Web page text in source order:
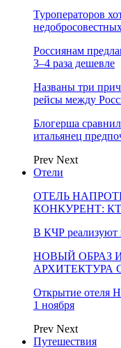
Туроператоров
Россиянам
3–4 раза дешевле
Названы три
рейсы между
Блогерша
итальянец
Prev Next
Отели
ОТЕЛЬ
КОНКУРЕНТ:
В КЧР реализуют
НОВЫЙ ОБРАЗ
АРХИТЕКТУРА
Открытие отеля
1 ноября
Prev Next
Путешествия